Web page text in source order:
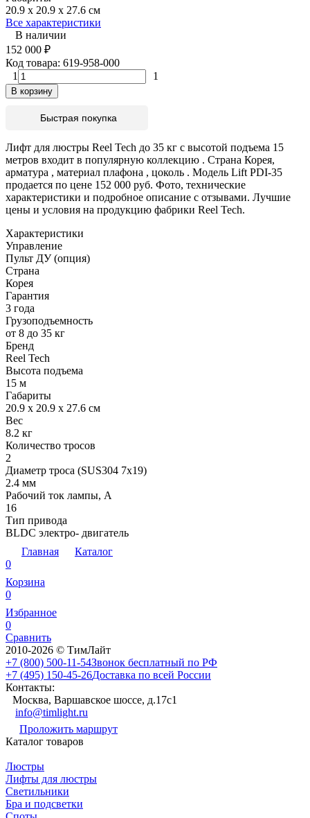
20.9 х 20.9 х 27.6 см
Все характеристики
В наличии
152 000 ₽
Код товара: 619-958-000
1
1
В корзину
Быстрая покупка
Лифт для люстры Reel Tech до 35 кг с высотой подъема 15
метров входит в популярную коллекцию . Страна Корея,
арматура , материал плафона , цоколь . Модель Lift PDI-35
продается по цене 152 000 руб. Фото, технические
характеристики и подробное описание с отзывами. Лучшие
цены и условия на продукцию фабрики Reel Tech.
Характеристики
Управление
Пульт ДУ (опция)
Страна
Корея
Гарантия
3 года
Грузоподъемность
от 8 до 35 кг
Бренд
Reel Tech
Высота подъема
15 м
Габариты
20.9 х 20.9 х 27.6 см
Вес
8.2 кг
Количество тросов
2
Диаметр троса (SUS304 7x19)
2.4 мм
Рабочий ток лампы, А
16
Тип привода
BLDC электро- двигатель
Главная
Каталог
0
Корзина
0
Избранное
0
Сравнить
2010-2026 © ТимЛайт
+7 (800) 500-11-54Звонок бесплатный по РФ
+7 (495) 150-45-26Доставка по всей России
Контакты:
Москва, Варшавское шоссе, д.17c1
info@timlight.ru
Проложить маршрут
Каталог товаров
Люстры
Лифты для люстры
Светильники
Бра и подсветки